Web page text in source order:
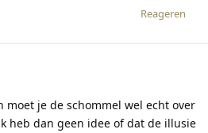
Reageren
moet je de schommel wel echt over
heb dan geen idee of dat de illusie